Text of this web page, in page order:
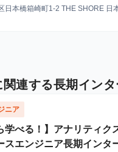
日本橋箱崎町1-2 THE SHORE 日
関連する長期インタ
ニア
学べる！】アナリティク
スエンジニア長期インタ